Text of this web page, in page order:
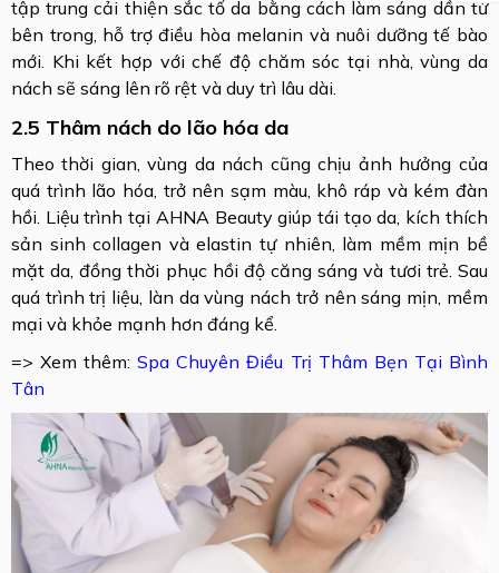
tập trung cải thiện sắc tố da bằng cách làm sáng dần từ
bên trong, hỗ trợ điều hòa melanin và nuôi dưỡng tế bào
mới. Khi kết hợp với chế độ chăm sóc tại nhà, vùng da
nách sẽ sáng lên rõ rệt và duy trì lâu dài.
2.5 Thâm nách do lão hóa da
Theo thời gian, vùng da nách cũng chịu ảnh hưởng của
quá trình lão hóa, trở nên sạm màu, khô ráp và kém đàn
hồi. Liệu trình tại AHNA Beauty giúp tái tạo da, kích thích
sản sinh collagen và elastin tự nhiên, làm mềm mịn bề
mặt da, đồng thời phục hồi độ căng sáng và tươi trẻ. Sau
quá trình trị liệu, làn da vùng nách trở nên sáng mịn, mềm
mại và khỏe mạnh hơn đáng kể.
=> Xem thêm:Spa Chuyên Điều Trị Thâm Bẹn Tại Bình
Tân